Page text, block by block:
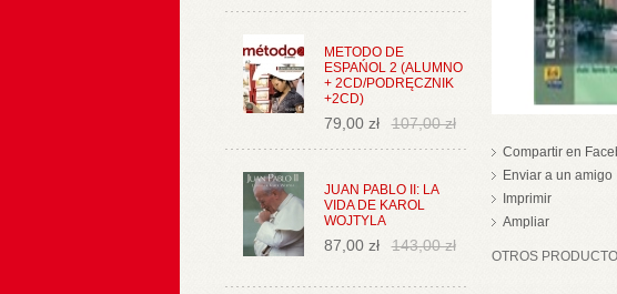
METODO DE
ESPAŃOL 2 (ALUMNO
+ 2CD/PODRĘCZNIK
+2CD)
79,00 zł 107,00 zł
JUAN PABLO II: LA
VIDA DE KAROL
WOJTYLA
87,00 zł 143,00 zł
Compartir en
Enviar a un amigo
Imprimir
Ampliar
OTROS